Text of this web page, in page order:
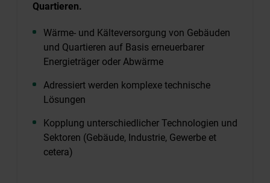
Quartieren.
Wärme- und Kälteversorgung von Gebäuden
und Quartieren auf Basis erneuerbarer
Energieträger oder Abwärme
Adressiert werden komplexe technische
Lösungen
Kopplung unterschiedlicher Technologien und
Sektoren (Gebäude, Industrie, Gewerbe et
cetera)